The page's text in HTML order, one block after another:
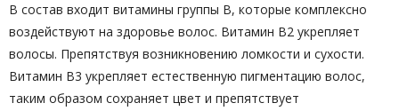
В состав входит витамины группы В, которые комплексно
воздействуют на здоровье волос. Витамин В2 укрепляет
волосы. Препятствуя возникновению ломкости и сухости.
Витамин В3 укрепляет естественную пигментацию волос,
таким образом сохраняет цвет и препятствует